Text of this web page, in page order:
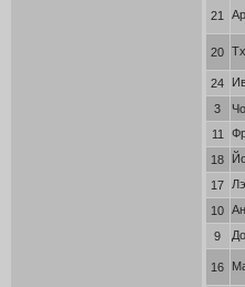
21
20
24
3
11
18
17
10
9
16